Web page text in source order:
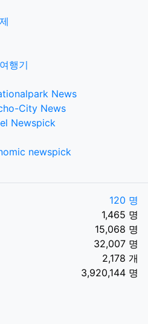
행기
News
City News
Newspick
newspick
120 명
1,465 명
15,068 명
32,007 명
2,178 개
3,920,144 명